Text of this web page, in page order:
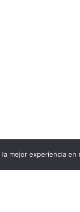
mejor experiencia